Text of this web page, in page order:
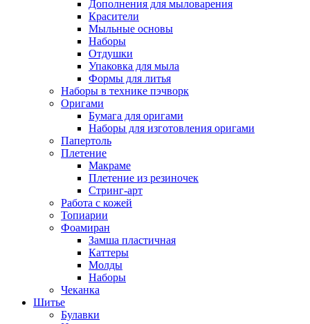
Дополнения для мыловарения
Красители
Мыльные основы
Наборы
Отдушки
Упаковка для мыла
Формы для литья
Наборы в технике пэчворк
Оригами
Бумага для оригами
Наборы для изготовления оригами
Папертоль
Плетение
Макраме
Плетение из резиночек
Стринг-арт
Работа с кожей
Топиарии
Фоамиран
Замша пластичная
Каттеры
Молды
Наборы
Чеканка
Шитье
Булавки